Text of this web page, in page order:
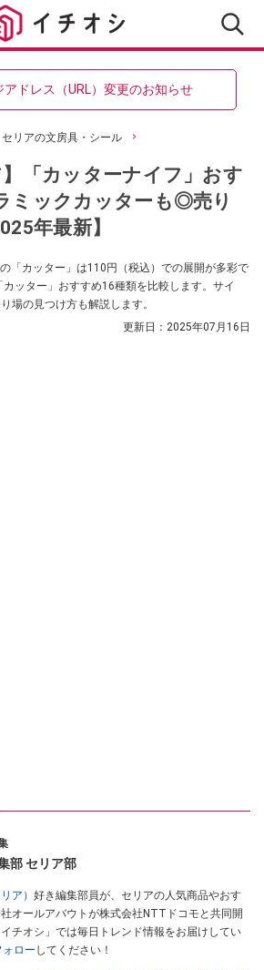
アドレス（URL）変更のお知らせ
セリアの文房具・シール
】「カッターナイフ」おす
ミックカッターも◎売り
年最新】
「カッター」は110円（税込）での展開が多彩で
ッター」おすすめ16種類を比較します。サイ
場の見つけ方も解説します。
更新日： 2025年07月16日
部 セリア部
ア） 好き編集部員が、セリアの人気商品やおす
オールアバウトが株式会社NTTドコモと共同開
チオシ」では毎日トレンド情報をお届けしてい
ロー してください！